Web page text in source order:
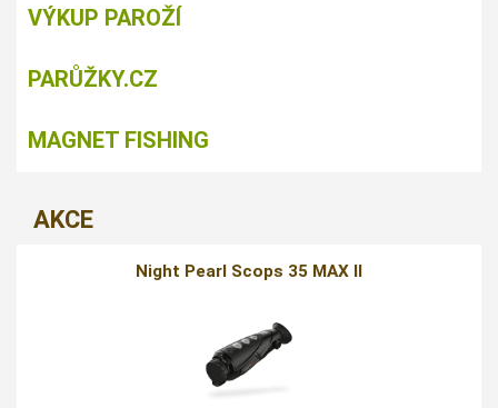
VÝKUP PAROŽÍ
PARŮŽKY.CZ
MAGNET FISHING
AKCE
Night Pearl Scops 35 MAX II